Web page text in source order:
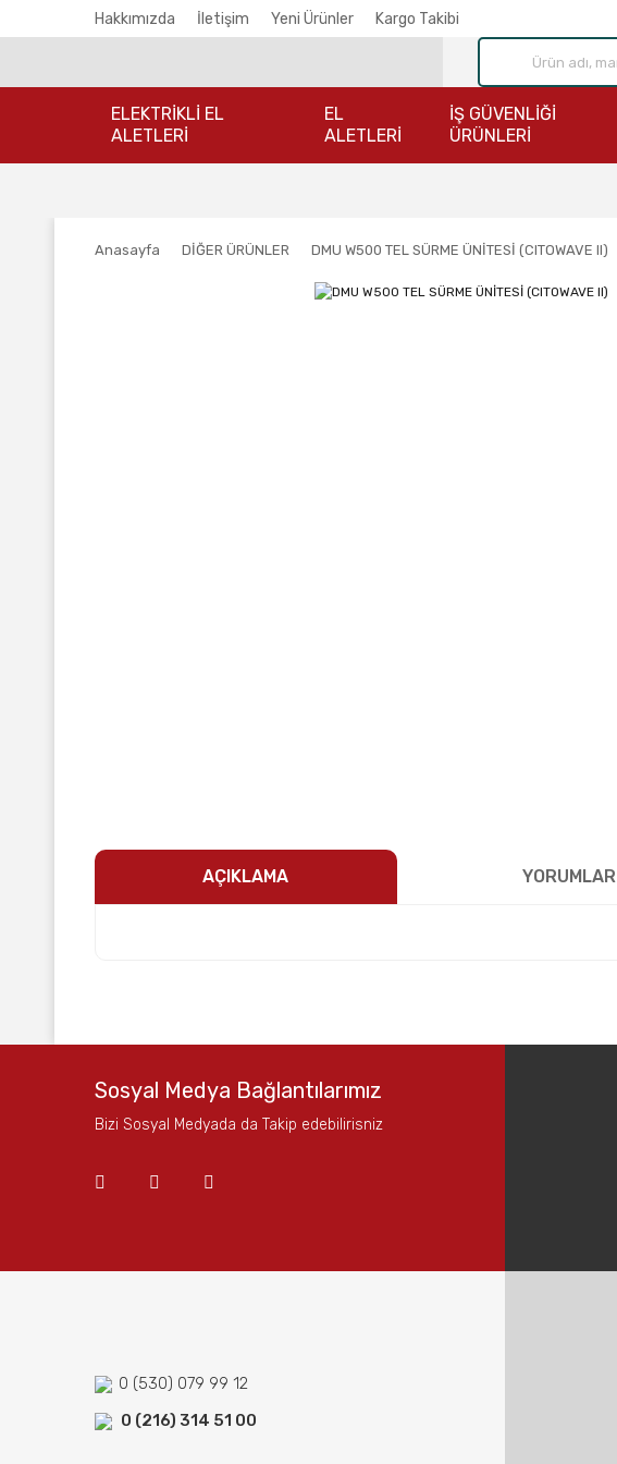
Hakkımızda İletişim Yeni Ürünler Kargo Takibi
ELEKTRİKLİ EL
ALETLERİ
EL
ALETLERİ
İŞ GÜVENLİĞİ
ÜRÜNLERİ
Anasayfa DİĞER ÜRÜNLER DMU W500 TEL SÜRME ÜNİTESİ (CITOWAVE II)
AÇIKLAMA YORUMLAR
Ürün açıklamasında eksik bilgiler bulunuyor.
Ürün fiyatı diğer sitelerden daha pahalı.
Sosyal Medya Bağlantılarımız
Bizi Sosyal Medyada da Takip edebilirisniz
0 (530) 079 99 12
0 (216) 314 51 00